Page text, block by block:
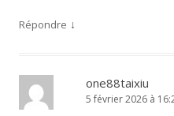
Répondre ↓
one88taixiu
5 février 2026 à